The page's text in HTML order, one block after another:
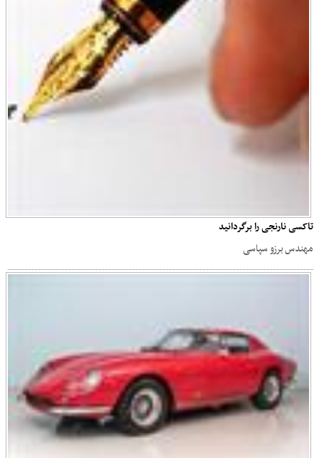
تاکسی نارنجی را برگردانید
مهندس برزو سپاسی